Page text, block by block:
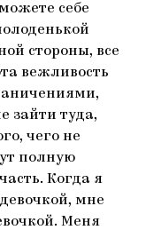
себе
стороны, все
вежливость
зайти туда,
чего не
полную
Когда я
мне
Меня